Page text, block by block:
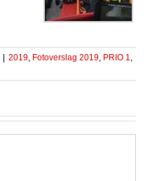
2019, Fotoverslag 2019, PRIO 1,